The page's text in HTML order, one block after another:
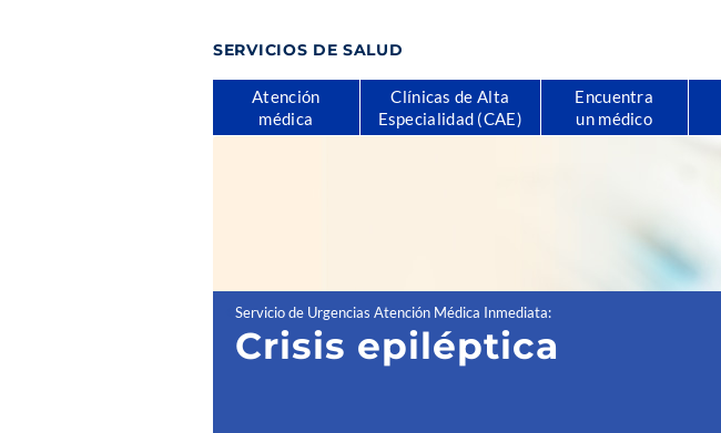
SERVICIOS DE SALUD
Atención
médica
Clínicas de Alta
Especialidad (CAE)
Encuentra
un médico
Servicio de Urgencias Atención Médica Inmediata:
Crisis epiléptica